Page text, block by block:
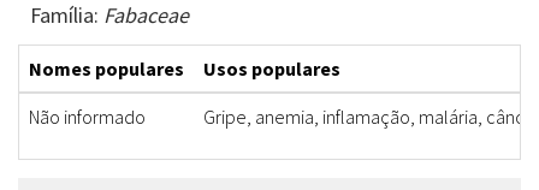
Família: Fabaceae
Nomes populares
Usos populares
Não informado
Gripe, anemia, inflamação, malária,